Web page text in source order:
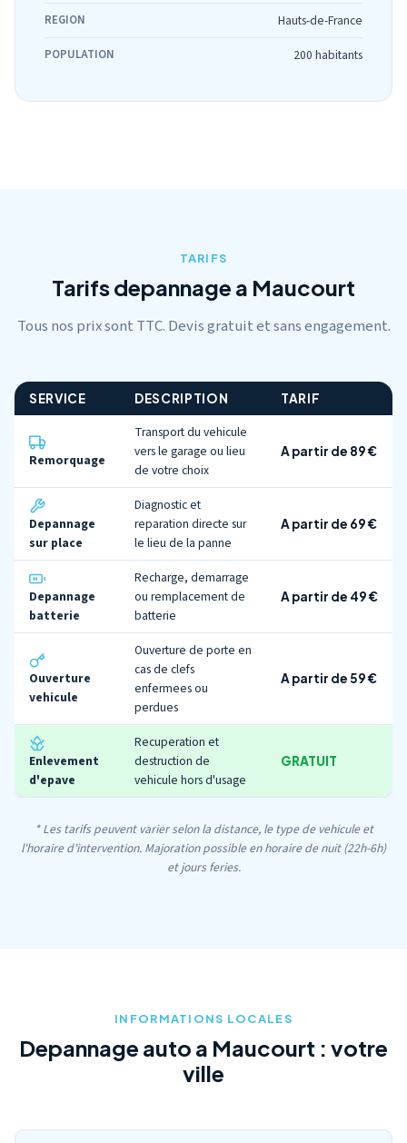
REGION Hauts-de-France
POPULATION 200 habitants
TARIFS
Tarifs depannage a Maucourt
Tous nos prix sont TTC. Devis gratuit et sans engagement.
SERVICE DESCRIPTION TARIF
Remorquage
Transport du vehicule
vers le garage ou lieu
de votre choix
A partir de 89 €
Depannage
sur place
Diagnostic et
reparation directe sur
le lieu de la panne
A partir de 69 €
Depannage
batterie
Recharge, demarrage
ou remplacement de
batterie
A partir de 49 €
Ouverture
vehicule
Ouverture de porte en
cas de clefs
enfermees ou
perdues
A partir de 59 €
Enlevement
d'epave
Recuperation et
destruction de
vehicule hors d'usage
GRATUIT
* Les tarifs peuvent varier selon la distance, le type de vehicule et
l'horaire d'intervention. Majoration possible en horaire de nuit (22h-6h)
et jours feries.
INFORMATIONS LOCALES
Depannage auto a Maucourt : votre
ville